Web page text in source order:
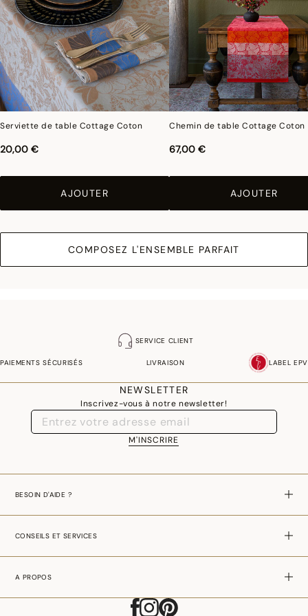
Serviette de table Cottage Coton
20,00 €
AJOUTER
Chemin de table Cottage Coton
67,00 €
AJOUTER
COMPOSEZ L'ENSEMBLE PARFAIT
SERVICE CLIENT
PAIEMENTS SÉCURISÉS LIVRAISON LABEL EPV
NEWSLETTER
Inscrivez-vous à notre newsletter!
M'INSCRIRE
BESOIN D'AIDE ?
CONSEILS ET SERVICES
A PROPOS